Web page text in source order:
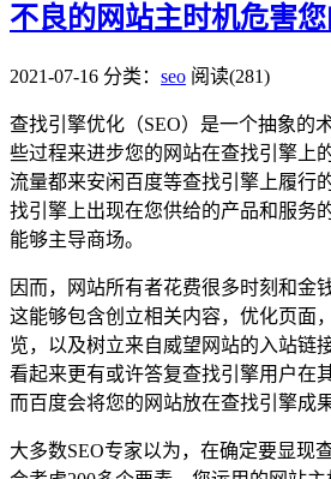
不良的网站主时机危害
2021-07-16 分类： seo 阅读(281)
查找引擎优化（SEO）是一个抽象的
些过程来进步您的网站在查找引擎上
流量都来安闲百度等查找引擎上履行
找引擎上出现在您供给的产品和服务
能够主导商场。
因而，网站所有者花费很多时刻和金
这能够包含创立相关内容，优化页面
览，以及树立来自威望网站的入站链
看起来更有或许答复查找引擎用户在
而百度会将您的网站放在查找引擎成
大多数SEO专家以为，在确定要显现